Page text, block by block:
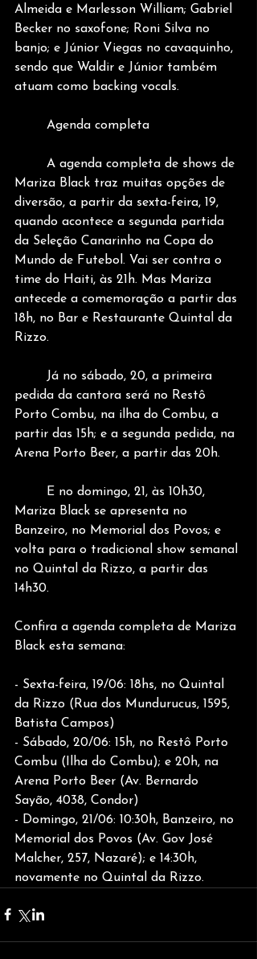
Almeida e Marlesson William; Gabriel
Becker no saxofone; Roni Silva no
banjo; e Júnior Viegas no cavaquinho,
sendo que Waldir e Júnior também
atuam como backing vocals.
	Agenda completa
Mariza Black traz muitas opções de
diversão, a partir da sexta-feira, 19,
quando acontece a segunda partida
da Seleção Canarinho na Copa do
Mundo de Futebol. Vai ser contra o
time do Haiti, às 21h. Mas Mariza
antecede a comemoração a partir das
18h, no Bar e Restaurante Quintal da
Rizzo.
pedida da cantora será no Restô
Porto Combu, na ilha do Combu, a
partir das 15h; e a segunda pedida, na
Arena Porto Beer, a partir das 20h.
Mariza Black se apresenta no
Banzeiro, no Memorial dos Povos; e
volta para o tradicional show semanal
no Quintal da Rizzo, a partir das
14h30.
Confira a agenda completa de Mariza
Black esta semana:
- Sexta-feira, 19/06: 18hs, no Quintal
da Rizzo (Rua dos Mundurucus, 1595,
Batista Campos)
- Sábado, 20/06: 15h, no Restô Porto
Combu (Ilha do Combu); e 20h, na
Arena Porto Beer (Av. Bernardo
Sayão, 4038, Condor)
- Domingo, 21/06: 10:30h, Banzeiro, no
Memorial dos Povos (Av. Gov José
Malcher, 257, Nazaré); e 14:30h,
novamente no Quintal da Rizzo.